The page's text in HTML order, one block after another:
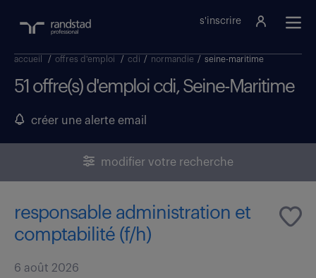
s'inscrire
accueil / offres d'emploi / cdi / normandie / seine-maritime
51 offre(s) d'emploi cdi, Seine-Maritime
créer une alerte email
modifier votre recherche
responsable administration et
comptabilité (f/h)
6 août 2026